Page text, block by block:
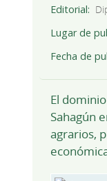
Editorial
Lugar de
Fecha de
El
Sahagún
agrarios,